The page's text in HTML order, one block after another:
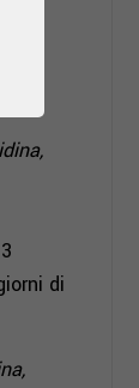
di